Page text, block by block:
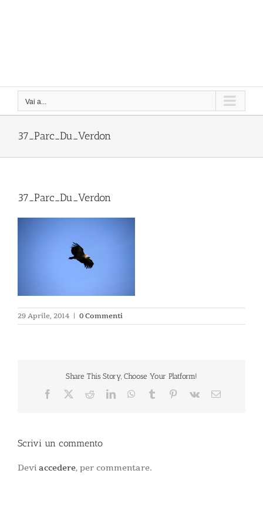
Vai a...
37_Parc_Du_Verdon
37_Parc_Du_Verdon
29 Aprile, 2014 | 0 Commenti
Share This Story, Choose Your Platform!
Facebook RedditLinkedInWhatsApp
Tumblr Pinterest
Vk Email
Scrivi un commento
Devi accedere, per commentare.